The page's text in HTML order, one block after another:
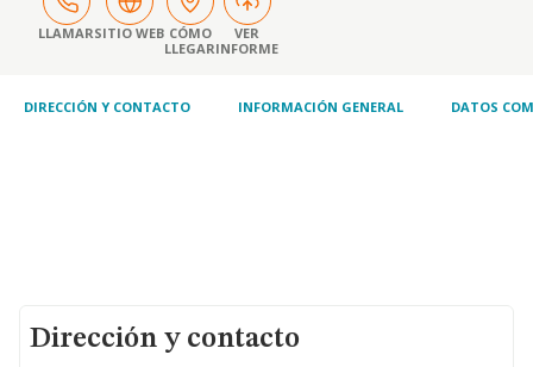
LLAMARSITIO WEB CÓMO
LLEGAR
VER
INFORME
DIRECCIÓN Y CONTACTO INFORMACIÓN GENERAL DATOS
Dirección y contacto